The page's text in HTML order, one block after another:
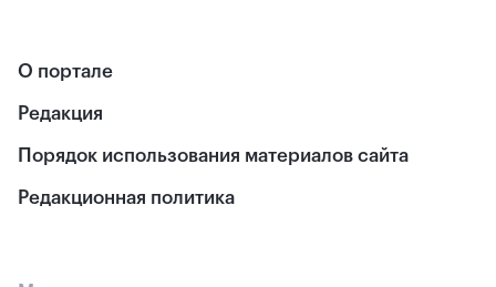
О портале
Редакция
Порядок использования материалов сайта
Редакционная политика